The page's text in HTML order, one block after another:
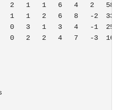
2   1   1   6   4   2
1   1   2   6   8   -2
0   3   1   3   4   -1
0   2   2   4   7   -3